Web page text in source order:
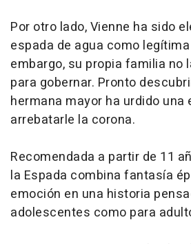
Por otro lado, Vienne ha sido
espada de agua como
embargo, su propia familia no
para gobernar. Pronto
hermana mayor ha urdido
arrebatarle la corona.
Recomendada a partir de 11
la Espada combina fantasía
emoción en una historia
adolescentes como para